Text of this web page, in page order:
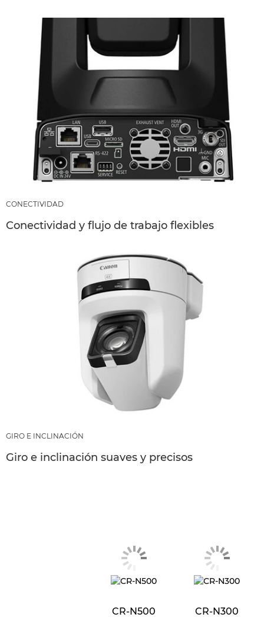
CONECTIVIDAD
Conectividad y flujo de trabajo flexibles
GIRO E INCLINACIÓN
Giro e inclinación suaves y precisos
CR-N500 CR-N300